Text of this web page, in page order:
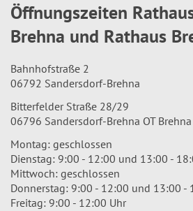
Öffnungszeiten
Brehna und Rathaus
Bahnhofstraße 2
06792 Sandersdorf-Brehna
Bitterfelder Straße 28/29
06796 Sandersdorf-Brehna OT Brehna
Montag: geschlossen
Dienstag: 9:00 - 12:00 und 13:00 -
Mittwoch: geschlossen
Donnerstag: 9:00 - 12:00 und 13:00 -
Freitag: 9:00 - 12:00 Uhr